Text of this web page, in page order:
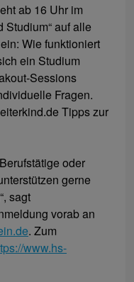
ab 16 Uhr im
Studium“ auf alle
Wie funktioniert
ein Studium
Sessions
Fragen.
Tipps zur
oder
gerne
sagt
vorab an
. Zum
www.hs-